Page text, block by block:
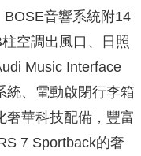
音響系統附14
空調出風口、日照
Music Interface
統、電動啟閉行李箱
奢華科技配備，豐富
7 Sportback的奢